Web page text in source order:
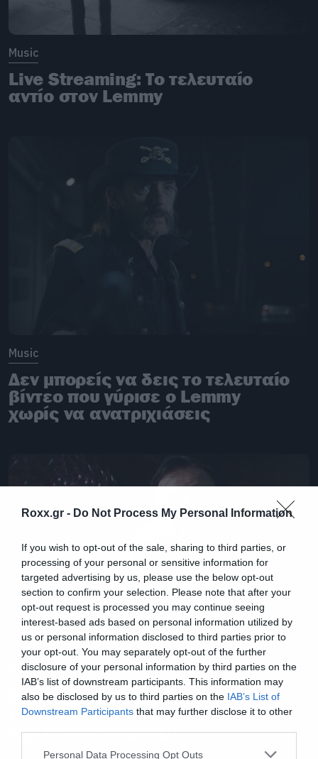
Roxx.gr - Do Not Process My Personal Information
If you wish to opt-out of the sale, sharing to third parties, or
processing of your personal or sensitive information for
targeted advertising by us, please use the below opt-out
section to confirm your selection. Please note that after your
opt-out request is processed you may continue seeing
interest-based ads based on personal information utilized by
us or personal information disclosed to third parties prior to
your opt-out. You may separately opt-out of the further
disclosure of your personal information by third parties on the
IAB’s list of downstream participants. This information may
also be disclosed by us to third parties on the IAB’s List of
Downstream Participants that may further disclose it to other
Please note that this website/app uses one or more Google
Personal Data Processing Opt Outs
Music
Live Streaming: Το τελευταίο
αντίο στον Lemmy
Music
Δεν μπορείς να δεις το τελευταίο
βίντεο που γύρισε ο Lemmy
χωρίς να ανατριχιάσεις
Music
Στη μνήμη του Lemmy έτσι θα
παραγγέλνουμε πλέον στα μπαρ
(όχι στο Μπουρνάζι)